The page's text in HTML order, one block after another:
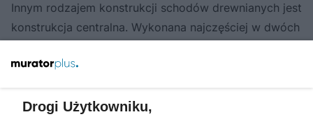
Innym rodzajem konstrukcji schodów drewnianych jest
konstrukcja centralna. Wykonana najczęściej w dwóch
Konstrukcje centralne można wykonać również w
elementów skręconych ze sobą specjalnymi śrubami
Drogi Użytkowniku,